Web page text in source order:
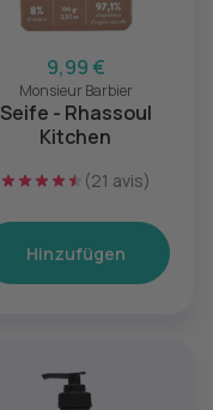
9,99 €
Monsieur Barbier
Seife - Rhassoul
Kitchen
(21 avis)
Hinzufügen